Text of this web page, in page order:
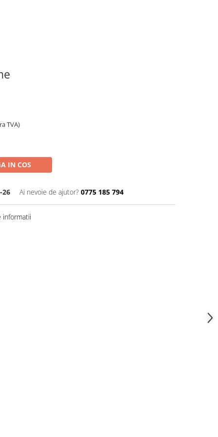
TVA)
IN COS
26 Ai nevoie de ajutor? 0775 185 794
informatii